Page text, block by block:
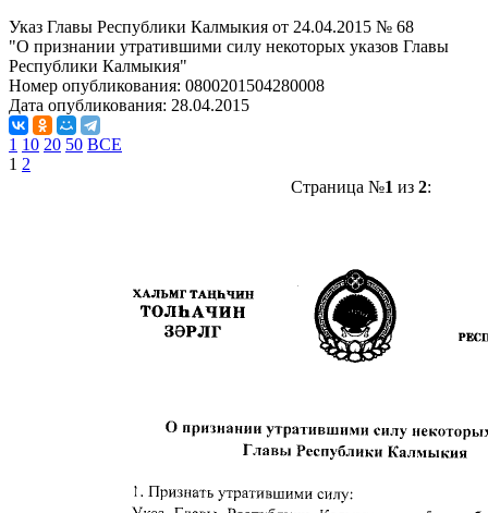
Указ Главы Республики Калмыкия от 24.04.2015 № 68
"О признании утратившими силу некоторых указов Главы
Республики Калмыкия"
Номер опубликования: 0800201504280008
Дата опубликования: 28.04.2015
1 10 20 50 ВСЕ
1 2
Страница №1 из 2: